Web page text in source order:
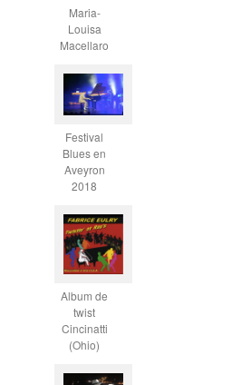
Maria-
Louisa
Macellaro
Festival
Blues en
Aveyron
2018
Album de
twist
Cincinatti
(Ohio)